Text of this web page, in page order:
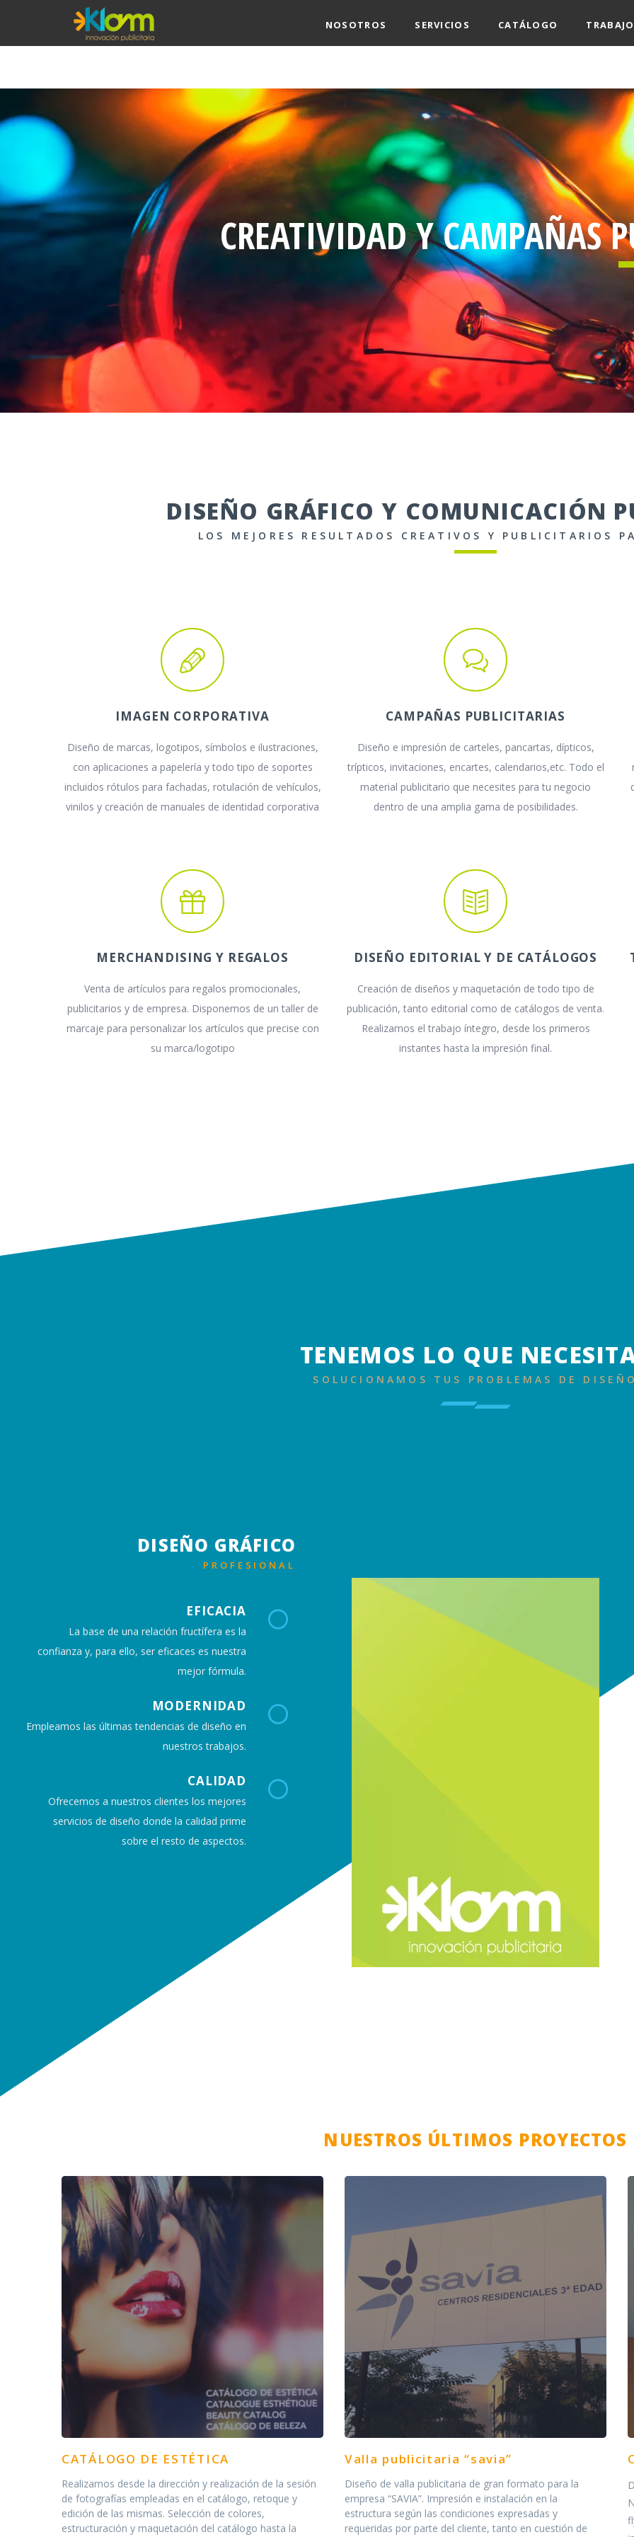
NOSOTROS SERVICIOS CATÁLOGO
DISEÑO GRÁFICO Y COMUNICACIÓN
LOS MEJORES RESULTADOS CREATIVOS Y PUBLICITARIOS
IMAGEN CORPORATIVA
Diseño de marcas, logotipos, símbolos e ilustraciones,
con aplicaciones a papelería y todo tipo de soportes
incluidos rótulos para fachadas, rotulación de vehículos,
vinilos y creación de manuales de identidad corporativa
CAMPAÑAS PUBLICITARIAS
Diseño e impresión de carteles, pancartas, dípticos,
trípticos, invitaciones, encartes, calendarios,etc. Todo el
material publicitario que necesites para tu negocio
dentro de una amplia gama de posibilidades.
MERCHANDISING Y REGALOS
Venta de artículos para regalos promocionales,
publicitarios y de empresa. Disponemos de un taller de
marcaje para personalizar los artículos que precise con
su marca/logotipo
DISEÑO EDITORIAL Y DE CATÁLOGOS
Creación de diseños y maquetación de todo tipo de
publicación, tanto editorial como de catálogos de venta.
Realizamos el trabajo íntegro, desde los primeros
instantes hasta la impresión final.
TENEMOS LO QUE
SOLUCIONAMOS TUS PROBLEMAS DE
DISEÑO GRÁFICO
PROFESIONAL
EFICACIA
La base de una relación fructífera es la
confianza y, para ello, ser eficaces es nuestra
mejor fórmula.
MODERNIDAD
Empleamos las últimas tendencias de diseño en
nuestros trabajos.
CALIDAD
Ofrecemos a nuestros clientes los mejores
servicios de diseño donde la calidad prime
sobre el resto de aspectos.
NUESTROS ÚLTIMOS PROYECTOS
CATÁLOGO DE ESTÉTICA
Realizamos desde la dirección y realización de la sesión
de fotografías empleadas en el catálogo, retoque y
edición de las mismas. Selección de colores,
estructuración y maquetación del catálogo hasta la
Valla publicitaria “savia”
Diseño de valla publicitaria de gran formato para la
empresa “SAVIA”. Impresión e instalación en la
estructura según las condiciones expresadas y
requeridas por parte del cliente, tanto en cuestión de